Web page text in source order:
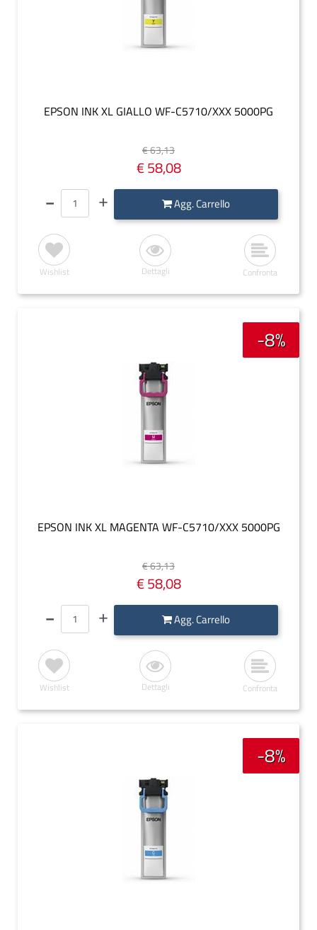
EPSON INK XL GIALLO WF-C5710/XXX 5000PG
€ 63,13
€ 58,08
QuantitàAgg. Carrello
Wishlist Dettagli Confronta
-8%
EPSON INK XL MAGENTA WF-C5710/XXX 5000PG
€ 63,13
€ 58,08
QuantitàAgg. Carrello
Wishlist Dettagli Confronta
-8%